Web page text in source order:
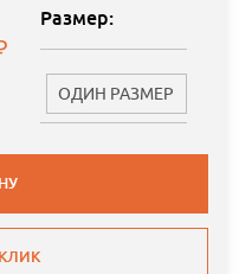
Размер:
ОДИН РАЗМЕР